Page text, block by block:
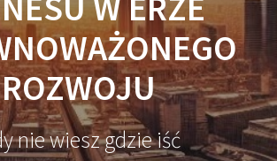
ROZWOJU
nie wiesz gdzie iść